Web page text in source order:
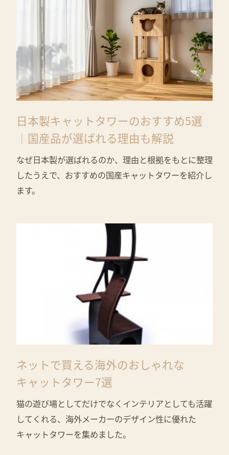
日本製キャットタワーのおすすめ5選
｜国産品が選ばれる理由も解説
なぜ日本製が選ばれるのか、理由と根拠をもとに整理
したうえで、おすすめの国産キャットタワーを紹介し
ます。
ネットで買える海外のおしゃれな
キャットタワー7選
猫の遊び場としてだけでなくインテリアとしても活躍
してくれる、海外メーカーのデザイン性に優れた
キャットタワーを集めました。